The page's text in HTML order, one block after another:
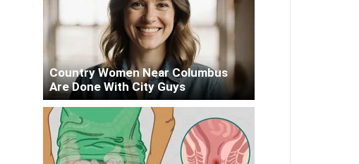
Country Women Near Columbus
Are Done With City Guys